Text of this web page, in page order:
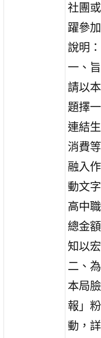
社團
躍參
說明：
一、
請以
題擇
連結
消費
融入
動文
高中
總金
知以
二、
本局
報」
動，